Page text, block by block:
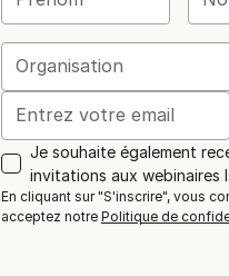
Je souhaite également
invitations aux webinaires
En cliquant sur "S'inscrire", vous
acceptez notre Politique de